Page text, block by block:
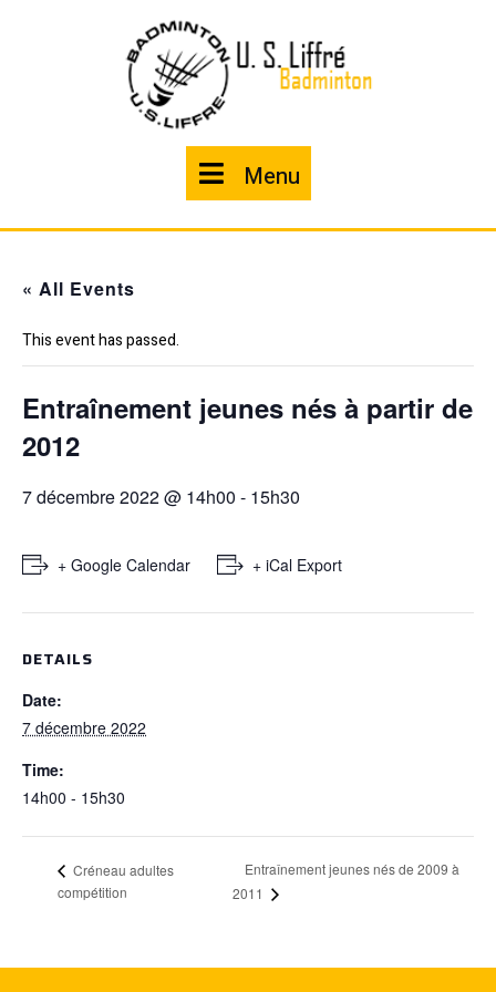
Menu
« All Events
This event has passed.
Entraînement jeunes nés à partir de
2012
7 décembre 2022 @ 14h00 - 15h30
+ Google Calendar + iCal Export
DETAILS
Date:
7 décembre 2022
Time:
14h00 - 15h30
Créneau adultes
compétition
Entraînement jeunes nés de 2009 à
2011